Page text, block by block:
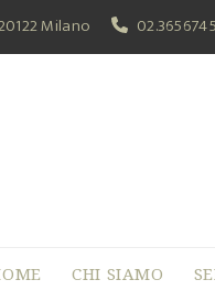
Milano
CHI SIAMO